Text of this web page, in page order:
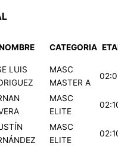
CATEGORIA
LUIS
MASC
MASTER A
MASC
ELITE
MASC
ELITE